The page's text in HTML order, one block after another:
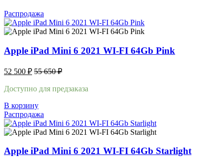
Распродажа
Apple iPad Mini 6 2021 WI-FI 64Gb Pink
52 500 ₽ 55 650₽
Доступно для предзаказа
В корзину
Распродажа
Apple iPad Mini 6 2021 WI-FI 64Gb Starlight